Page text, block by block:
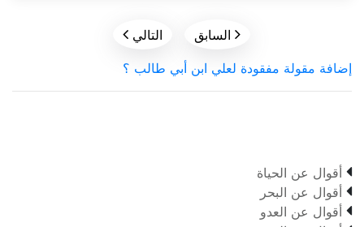
 السابق التالي 
إضافة مقولة مفقودة لعلي ابن أبي طالب ؟
 أقوال عن الحياة
 أقوال عن البحر
 أقوال عن العدو